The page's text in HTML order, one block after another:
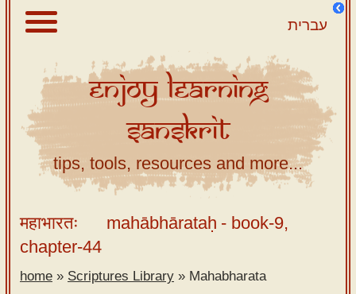
עברית
About
Scriptures
Library
Sanskrit
Tutor –
desktop
Sanskrit
EnjoyLearning
Sanskrit
tips, tools, resources and more...
महाभारतः mahābhārataḥ - book-9,
chapter-44
home » Scriptures Library » Mahabharata